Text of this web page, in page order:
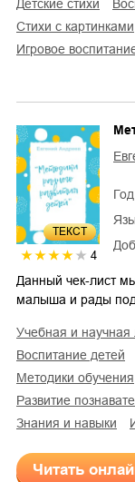
детские стихи
стихи с картинками
игровое
ТЕКСТ
4
Данный чек-лист
малыша и рады
учебная и научная
воспитание детей
методики обучения
развитие
знания и навыки
Читать